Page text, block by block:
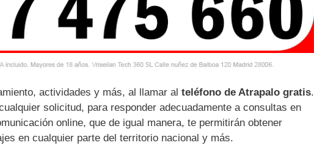
actividades y más, al llamar al teléfono de Atrapalo gratis.
solicitud, para responder adecuadamente a consultas en
online, que de igual manera, te permitirán obtener
en cualquier parte del territorio nacional y más.